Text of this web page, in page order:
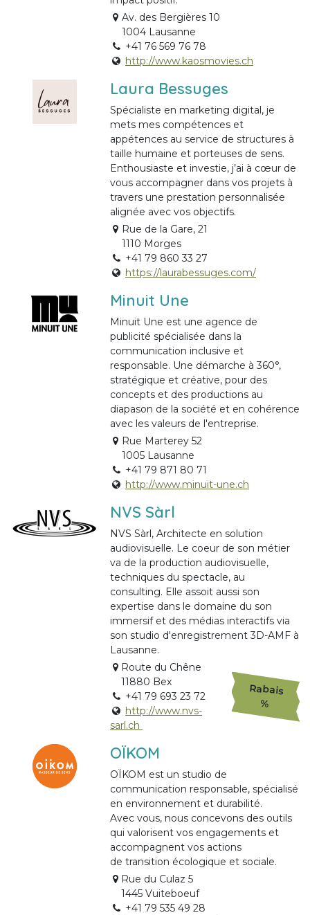
Av. des Bergières 10
1004 Lausanne
+41 76 569 76 78
http://www.kaosmovies.ch
Laura Bessuges
Spécialiste en marketing digital, je
mets mes compétences et
appétences au service de structures à
taille humaine et porteuses de sens.
Enthousiaste et investie, j’ai à cœur de
vous accompagner dans vos projets à
travers une prestation personnalisée
alignée avec vos objectifs.
Rue de la Gare, 21
1110 Morges
+41 79 860 33 27
https://laurabessuges.com/
Minuit Une
Minuit Une est une agence de
publicité spécialisée dans la
communication inclusive et
responsable. Une démarche à 360°,
stratégique et créative, pour des
concepts et des productions au
diapason de la société et en cohérence
avec les valeurs de l'entreprise.
Rue Marterey 52
1005 Lausanne
+41 79 871 80 71
http://www.minuit-une.ch
NVS Sàrl
NVS Sàrl, Architecte en solution
audiovisuelle. Le coeur de son métier
va de la production audiovisuelle,
techniques du spectacle, au
consulting. Elle assoit aussi son
expertise dans le domaine du son
immersif et des médias interactifs via
son studio d'enregistrement 3D-AMF à
Lausanne.
Route du Chêne
11880 Bex
+41 79 693 23 72
http://www.nvs-
sarl.ch
Rabais
%
OÏKOM
OÏKOM est un studio de
communication responsable, spécialisé
en environnement et durabilité.
Avec vous, nous concevons des outils
qui valorisent vos engagements et
accompagnent vos actions
de transition écologique et sociale.
Rue du Culaz 5
1445 Vuiteboeuf
+41 79 535 49 28